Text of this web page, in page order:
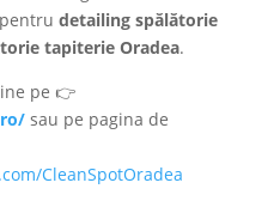
detailing spălătorie
tapiterie Oradea.
pe 👉
sau pe pagina de
CleanSpotOradea